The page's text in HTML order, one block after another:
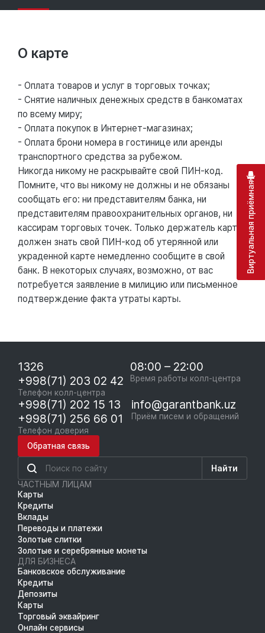
О карте
- Оплата товаров и услуг в торговых точках;
- Снятие наличных денежных средств в банкоматах
по всему миру;
- Оплата покупок в Интернет-магазинах;
- Оплата брони номера в гостинице или аренды
транспортного средства за рубежом.
Никогда никому не раскрывайте свой ПИН-код.
Помните, что вы никому не должны и не обязаны
сообщать его: ни представителям банка, ни
представителям правоохранительных органов, ни
кассирам торговых точек. Только держатель карты
должен знать свой ПИН-код об утерянной или
украденной карте немедленно сообщите в свой
банк. В некоторых случаях, возможно, от вас
потребуется заявление в милицию или письменное
подтверждение факта утраты карты.
1326
+998(71) 203 02 42
Телефон колл-центра
08:00 – 22:00
Время работы колл-центра
+998(71) 202 15 13
+998(71) 256 66 01
Телефон доверия
info@garantbank.uz
Приём писем и обращений
Обратная связь
Найти
ЧАСТНЫМ ЛИЦАМ
Карты
Кредиты
Вклады
Переводы и платежи
Золотые слитки
Золотые и серебрянные монеты
ДЛЯ БИЗНЕСА
Банковское обслуживание
Кредиты
Депозиты
Карты
Торговый эквайринг
Онлайн сервисы
Виртуальная приёмная